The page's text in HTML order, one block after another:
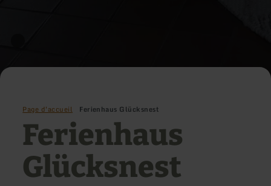
Page d'accueil Ferienhaus Glücksnest
Ferienhaus
Glücksnest